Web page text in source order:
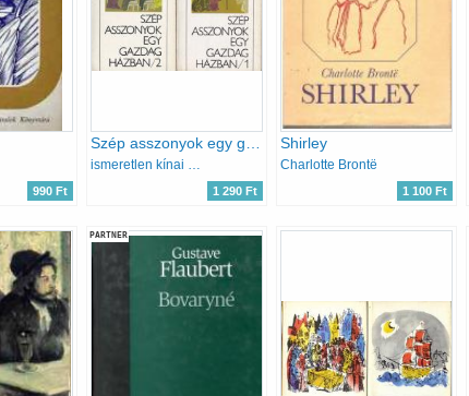
990 Ft
Szép asszonyok egy gazdag házban I-II.
ismeretlen kínai szerző
1 290 Ft
Shirley
Charlotte Brontë
1 100 Ft
PARTNER